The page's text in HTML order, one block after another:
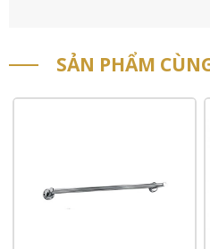
SẢN PHẨM